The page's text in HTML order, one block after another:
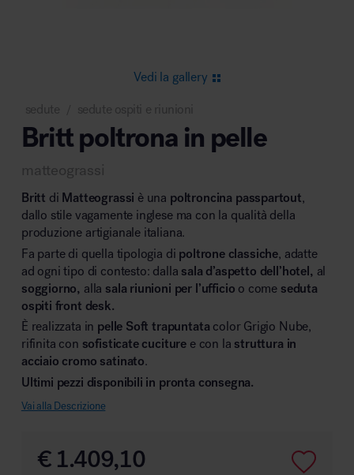
Area lounge e attesa
Area outdoor
Area hospitality
Vedi la gallery
sedute sedute ospiti e riunioni
Britt poltrona in pelle
matteograssi
Britt di Matteograssi è una poltroncina passpartout,
dallo stile vagamente inglese ma con la qualità della
produzione artigianale italiana.
Fa parte di quella tipologia di poltrone classiche, adatte
ad ogni tipo di contesto: dalla sala d’aspetto dell’hotel, al
soggiorno, alla sala riunioni per l’ufficio o come seduta
ospiti front desk.
È realizzata in pelle Softtrapuntata color Grigio Nube,
rifinita con sofisticate cuciture e con la struttura in
acciaio cromo satinato.
Ultimi pezzi disponibili in pronta consegna.
Vai alla Descrizione
€1.409,10